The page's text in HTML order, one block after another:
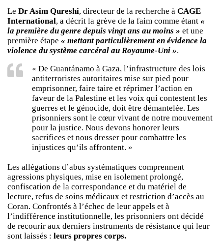
Le Dr Asim Qureshi, directeur de la recherche à CAGE
International, a décrit la grève de la faim comme étant «
la première du genre depuis vingt ans au moins » et une
première étape « mettant particulièrement en évidence la
violence du système carcéral au Royaume-Uni ».
« De Guantánamo à Gaza, l’infrastructure des lois
antiterroristes autoritaires mise sur pied pour
emprisonner, faire taire et réprimer l’action en
faveur de la Palestine et les voix qui contestent les
guerres et le génocide, doit être démantelée. Les
prisonniers sont le cœur vivant de notre mouvement
pour la justice. Nous devons honorer leurs
sacrifices et nous dresser pour combattre les
injustices qu’ils affrontent. »
Les allégations d’abus systématiques comprennent
agressions physiques, mise en isolement prolongé,
confiscation de la correspondance et du matériel de
lecture, refus de soins médicaux et restriction d’accès au
Coran. Confrontés à l’échec de leur appels et à
l’indifférence institutionnelle, les prisonniers ont décidé
de recourir aux derniers instruments de résistance qui leur
sont laissés : leurs propres corps.